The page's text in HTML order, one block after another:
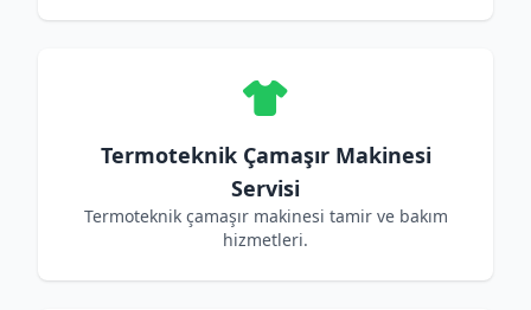
Termoteknik Çamaşır Makinesi
Servisi
Termoteknik çamaşır makinesi tamir ve bakım
hizmetleri.